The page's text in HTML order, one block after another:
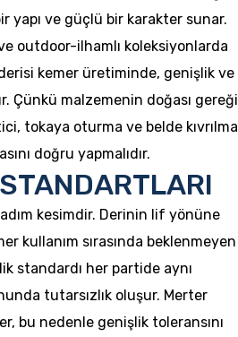
yapı ve güçlü bir karakter sunar.
outdoor-ilhamlı koleksiyonlarda
kemer üretiminde, genişlik ve
Çünkü malzemenin doğası gereği
tokaya oturma ve belde kıvrılma
doğru yapmalıdır.
kesimdir. Derinin lif yönüne
kullanım sırasında beklenmeyen
standardı her partide aynı
tutarsızlık oluşur. Merter
bu nedenle genişlik toleransını